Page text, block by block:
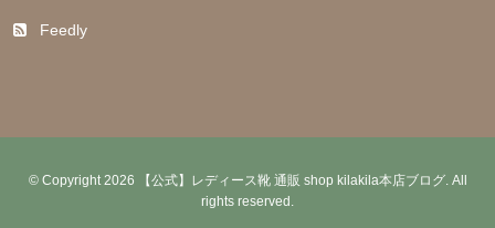
Feedly
© Copyright 2026 【公式】レディース靴 通販 shop kilakila本店ブログ. All
rights reserved.